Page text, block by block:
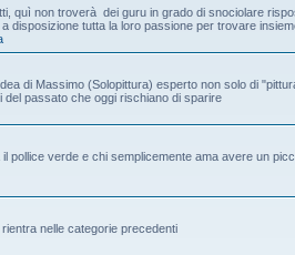
quì non troverà dei guru in grado di snociolare
disposizione tutta la loro passione per trovare
di Massimo (Solopittura) esperto non solo di
passato che oggi rischiano di sparire
pollice verde e chi semplicemente ama avere un
nelle categorie precedenti